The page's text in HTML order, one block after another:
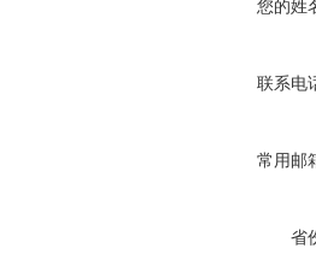
您的姓
联系电
常用邮
省